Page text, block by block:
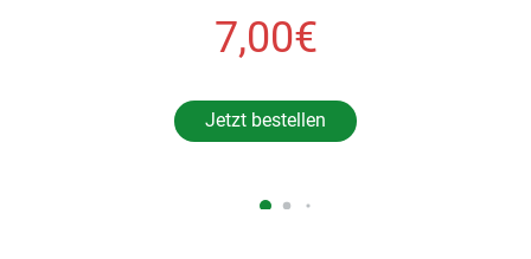
7,00€
Jetzt bestellen